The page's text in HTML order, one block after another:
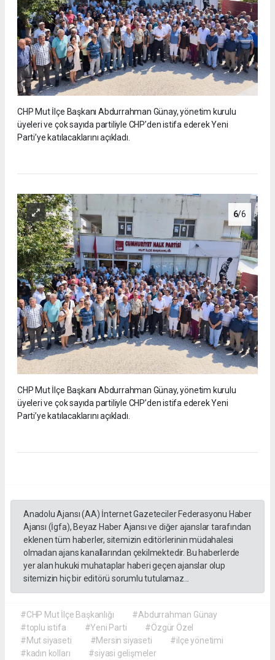
CHP Mut İlçe Başkanı Abdurrahman Günay, yönetim kurulu
üyeleri ve çok sayıda partiliyle CHP’den istifa ederek Yeni
Parti’ye katılacaklarını açıkladı.
6/6
CHP Mut İlçe Başkanı Abdurrahman Günay, yönetim kurulu
üyeleri ve çok sayıda partiliyle CHP’den istifa ederek Yeni
Parti’ye katılacaklarını açıkladı.
Anadolu Ajansı (AA) İnternet Gazeteciler Federasyonu Haber
Ajansı (İgfa), Beyaz Haber Ajansı ve diğer ajanslar tarafından
eklenen tüm haberler, sitemizin editörlerinin müdahalesi
olmadan ajans kanallarından çekilmektedir. Bu haberlerde
yer alan hukuki muhataplar haberi geçen ajanslar olup
sitemizin hiç bir editörü sorumlu tutulamaz...
#CHP Mut İlçe Başkanlığı
#Abdurrahman Günay
#toplu istifa
#Yeni Parti
#Özgür Özel
#Mut siyaseti
#Mersin siyaseti
#ilçe yönetimi
#kadın kolları
#siyasi gelişmeler